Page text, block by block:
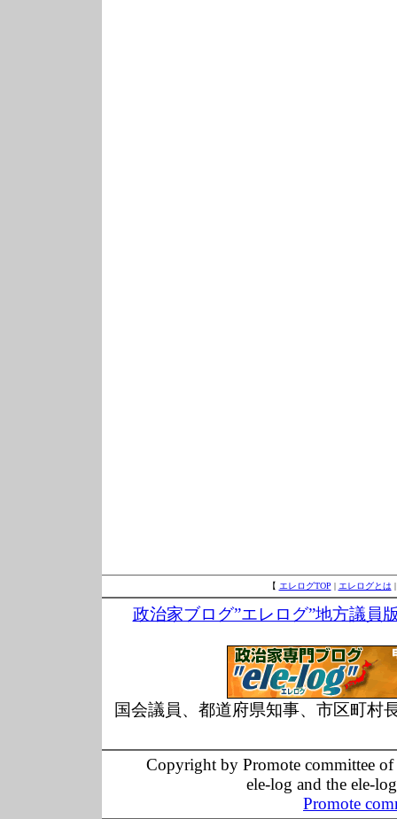
【 エレログTOP | エレログとは
政治家ブログ”エレログ”地方議員
国会議員、都道府県知事、市区町村
Copyright by Promote committee
ele-log and the ele-
Promote